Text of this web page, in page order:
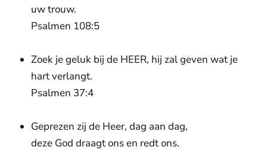
uw trouw.
Psalmen 108:5
Zoek je geluk bij de HEER, hij zal geven wat je
hart verlangt.
Psalmen 37:4
Geprezen zij de Heer, dag aan dag,
deze God draagt ons en redt ons.